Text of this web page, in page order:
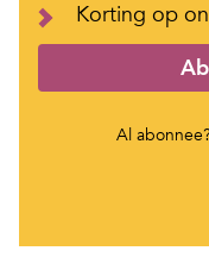
Korting op
Al abonnee?